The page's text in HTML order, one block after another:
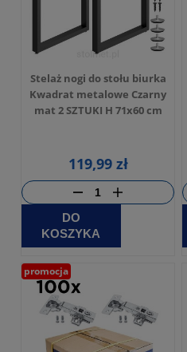
Stelaż nogi do stołu biurka
Kwadrat metalowe Czarny
mat 2 SZTUKI H 71x60 cm
119,99 zł
DO
KOSZYKA
promocja